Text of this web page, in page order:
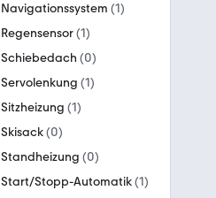
Navigationssystem (1)
Regensensor(1)
Schiebedach (0)
Servolenkung (1)
Sitzheizung (1)
Skisack(0)
Standheizung (0)
Start/Stopp-Automatik(1)